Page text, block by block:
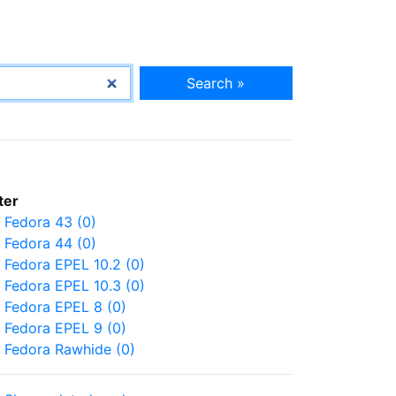
Search »
Fedora 43 (0)
Fedora 44 (0)
Fedora EPEL 10.2 (0)
Fedora EPEL 10.3 (0)
Fedora EPEL 8 (0)
Fedora EPEL 9 (0)
Fedora Rawhide (0)